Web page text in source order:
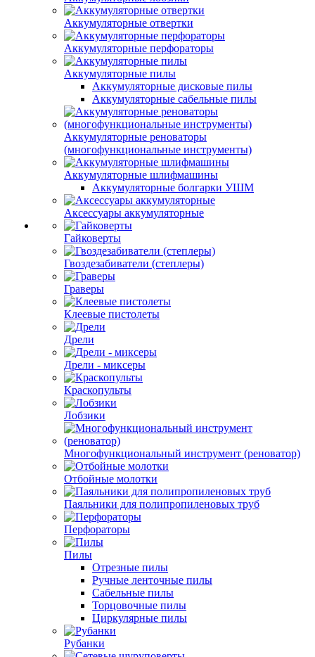
Аккумуляторные отвертки
Аккумуляторные перфораторы
Аккумуляторные пилы
Аккумуляторные дисковые пилы
Аккумуляторные сабельные пилы
Аккумуляторные реноваторы
(многофункциональные инструменты)
Аккумуляторные шлифмашины
Аккумуляторные болгарки УШМ
Аксессуары аккумуляторные
Гайковерты
Гвоздезабиватели (степлеры)
Граверы
Клеевые пистолеты
Дрели
Дрели - миксеры
Краскопульты
Лобзики
Многофункциональный инструмент (реноватор)
Отбойные молотки
Паяльники для полипропиленовых труб
Перфораторы
Пилы
Отрезные пилы
Ручные ленточные пилы
Сабельные пилы
Торцовочные пилы
Циркулярные пилы
Рубанки